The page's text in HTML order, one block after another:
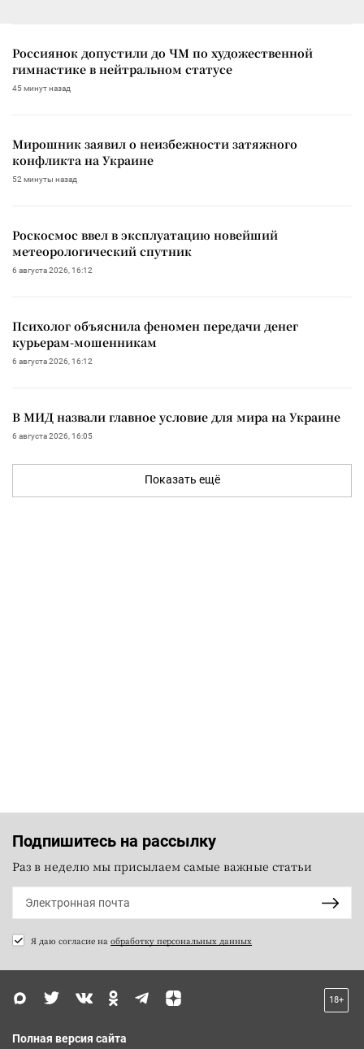
Россиянок допустили до ЧМ по художественной
гимнастике в нейтральном статусе
45 минут назад
Мирошник заявил о неизбежности затяжного
конфликта на Украине
52 минуты назад
Роскосмос ввел в эксплуатацию новейший
метеорологический спутник
6 августа 2026, 16:12
Психолог объяснила феномен передачи денег
курьерам-мошенникам
6 августа 2026, 16:12
В МИД назвали главное условие для мира на Украине
6 августа 2026, 16:05
Показать ещё
Подпишитесь на рассылку
Раз в неделю мы присылаем самые важные статьи
Я даю согласие на обработку персональных данных
18+
Полная версия сайта